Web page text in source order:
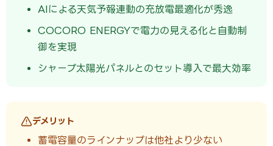
AIによる天気予報連動の充放電最適化が秀逸
COCORO ENERGYで電力の見える化と自動制
御を実現
シャープ太陽光パネルとのセット導入で最大効率
デメリット
蓄電容量のラインナップは他社より少ない